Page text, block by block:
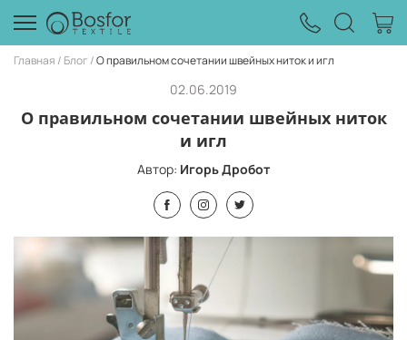
Главная Блог О правильном сочетании швейных ниток и игл
02.06.2019
О правильном сочетании швейных ниток
и игл
Автор: Игорь Дробот